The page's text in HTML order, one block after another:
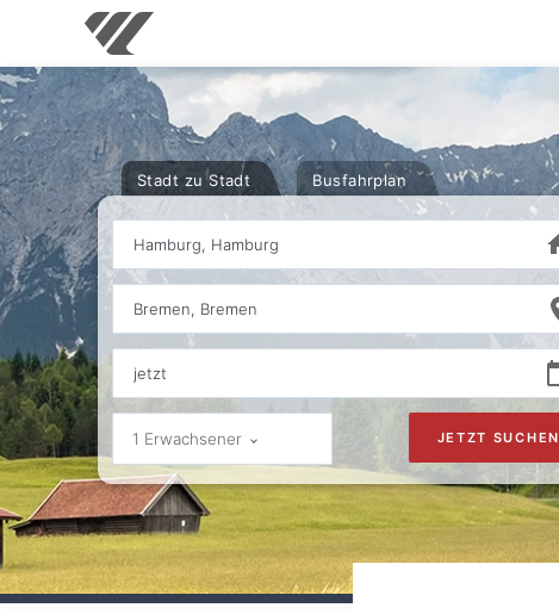
Stadt zu Stadt Busfahrplan
Hamburg, Hamburg
Bremen, Bremen
1 Erwachsener JETZT SUCHEN